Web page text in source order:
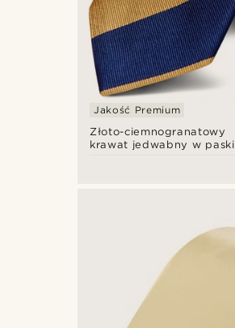
Złoto-ciemnogranatowy
krawat jedwabny w paski
Jakość Premium